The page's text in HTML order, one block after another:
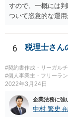
すので、一概には
ついて恣意的な運
適用がある場合に
されますが、そう
ことになります。
初の合意に基づき
ます。
6 税理士さん
#契約書作成・リーガル
#個人事業主・フリーラン
2022年3月24日
企業法務に強
中村 繁史